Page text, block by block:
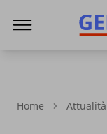
Home Attualità